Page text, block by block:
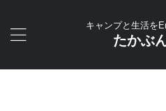
キャンプと生活を
たかぶ